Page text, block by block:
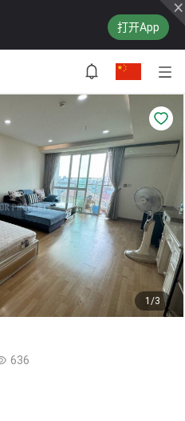
打开App
1/3
636